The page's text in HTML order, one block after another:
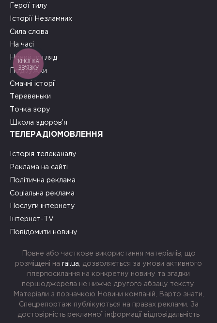
Герої тилу
Історії Незламних
Сила слова
На часі
Новий погляд
Подружки
Смачні історії
Теревеньки
Точка зору
Школа здоров’я
ТЕЛЕРАДІОМОВЛЕННЯ
Історія телеканалу
Реклама на сайті
Політична реклама
Соціальна реклама
Послуги інтернету
Інтернет-TV
Повідомити новину
Повне або часткове використання матеріалів, що
розміщені на rai.ua , дозволяється за умови активного
гіперпосилання на конкретну новину та згадки
першоджерела не нижче другого абзацу тексту.
Матеріали з позначкою Новини компаній, Варто знати,
Спецрепортаж публікуються на правах реклами. За
достовірність рекламної інформації відповідальність
КНОПКА
ЗВ'ЯЗКУ